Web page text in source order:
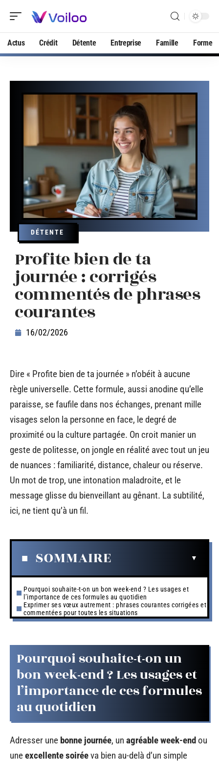
Actus Crédit Détente Entreprise Famille Forme
DÉTENTE
Profite bien de ta
journée : corrigés
commentés de phrases
courantes
16/02/2026
Dire « Profite bien de ta journée » n’obéit à aucune
règle universelle. Cette formule, aussi anodine qu’elle
paraisse, se faufile dans nos échanges, prenant mille
visages selon la personne en face, le degré de
proximité ou la culture partagée. On croit manier un
geste de politesse, on jongle en réalité avec tout un jeu
de nuances : familiarité, distance, chaleur ou réserve.
Un mot de trop, une intonation maladroite, et le
message glisse du bienveillant au gênant. La subtilité,
ici, ne tient qu’à un fil.
SOMMAIRE
Pourquoi souhaite-t-on un bon week-end ? Les usages et
l’importance de ces formules au quotidien
Exprimer ses vœux autrement : phrases courantes corrigées et
commentées pour toutes les situations
Pourquoi souhaite-t-on un
bon week-end ? Les usages et
l’importance de ces formules
au quotidien
Adresser une bonne journée, un agréable week-end ou
uneexcellente soiréeva bien au-delà d’un simple